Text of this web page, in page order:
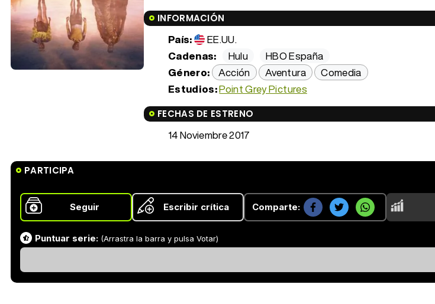
INFORMACIÓN
País:
EE.UU.
Cadenas:
Hulu
HBO España
Género: Acción Aventura
Comedia
Estudios:Point Grey Pictures
FECHAS DE ESTRENO
14 Noviembre 2017
PARTICIPA
Seguir Escribir crítica Comparte:
Puntuar serie: (Arrastra la barra y pulsa Votar)